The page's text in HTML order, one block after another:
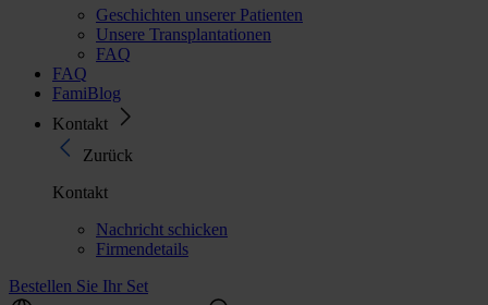
Geschichten unserer Patienten
Unsere Transplantationen
FAQ
FAQ
FamiBlog
Kontakt
Zurück
Kontakt
Nachricht schicken
Firmendetails
Bestellen Sie Ihr Set